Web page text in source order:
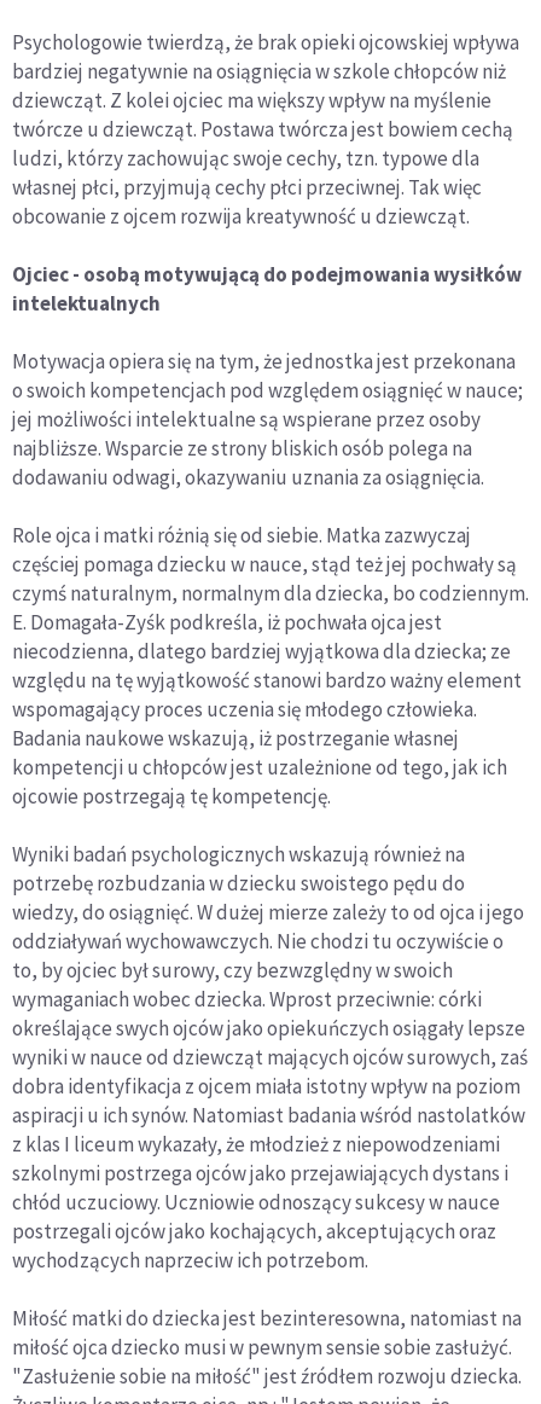
Psychologowie twierdzą, że brak opieki ojcowskiej wpływa
bardziej negatywnie na osiągnięcia w szkole chłopców niż
dziewcząt. Z kolei ojciec ma większy wpływ na myślenie
twórcze u dziewcząt. Postawa twórcza jest bowiem cechą
ludzi, którzy zachowując swoje cechy, tzn. typowe dla
własnej płci, przyjmują cechy płci przeciwnej. Tak więc
obcowanie z ojcem rozwija kreatywność u dziewcząt.
Ojciec - osobą motywującą do podejmowania wysiłków
intelektualnych
Motywacja opiera się na tym, że jednostka jest przekonana
o swoich kompetencjach pod względem osiągnięć w nauce;
jej możliwości intelektualne są wspierane przez osoby
najbliższe. Wsparcie ze strony bliskich osób polega na
dodawaniu odwagi, okazywaniu uznania za osiągnięcia.
Role ojca i matki różnią się od siebie. Matka zazwyczaj
częściej pomaga dziecku w nauce, stąd też jej pochwały są
czymś naturalnym, normalnym dla dziecka, bo codziennym.
E. Domagała-Zyśk podkreśla, iż pochwała ojca jest
niecodzienna, dlatego bardziej wyjątkowa dla dziecka; ze
względu na tę wyjątkowość stanowi bardzo ważny element
wspomagający proces uczenia się młodego człowieka.
Badania naukowe wskazują, iż postrzeganie własnej
kompetencji u chłopców jest uzależnione od tego, jak ich
ojcowie postrzegają tę kompetencję.
Wyniki badań psychologicznych wskazują również na
potrzebę rozbudzania w dziecku swoistego pędu do
wiedzy, do osiągnięć. W dużej mierze zależy to od ojca i jego
oddziaływań wychowawczych. Nie chodzi tu oczywiście o
to, by ojciec był surowy, czy bezwzględny w swoich
wymaganiach wobec dziecka. Wprost przeciwnie: córki
określające swych ojców jako opiekuńczych osiągały lepsze
wyniki w nauce od dziewcząt mających ojców surowych, zaś
dobra identyfikacja z ojcem miała istotny wpływ na poziom
aspiracji u ich synów. Natomiast badania wśród nastolatków
z klas I liceum wykazały, że młodzież z niepowodzeniami
szkolnymi postrzega ojców jako przejawiających dystans i
chłód uczuciowy. Uczniowie odnoszący sukcesy w nauce
postrzegali ojców jako kochających, akceptujących oraz
wychodzących naprzeciw ich potrzebom.
Miłość matki do dziecka jest bezinteresowna, natomiast na
miłość ojca dziecko musi w pewnym sensie sobie zasłużyć.
"Zasłużenie sobie na miłość" jest źródłem rozwoju dziecka.